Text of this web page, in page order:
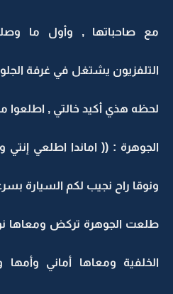
مع صاحباتها , وأول ما
التلفزيون يشتغل في غرفة
لحظه هذي أكيد خالتي , اطلعوا
الجوهرة : (( اماندا اطلعي
ونوقا راح نجيب لكم السيارة
طلعت الجوهرة تركض ومعاها
الخلفية ومعاها أماني